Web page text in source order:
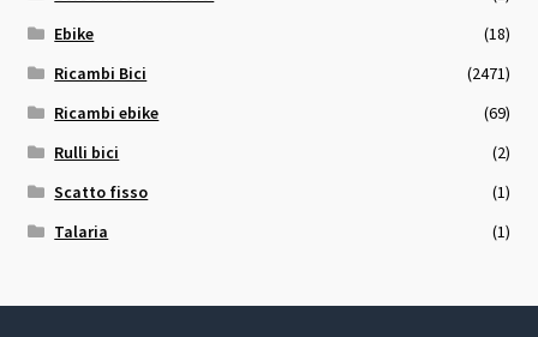
Ebike
(18)
Ricambi Bici
(2471)
Ricambi ebike
(69)
Rulli bici
(2)
Scatto fisso
(1)
Talaria
(1)